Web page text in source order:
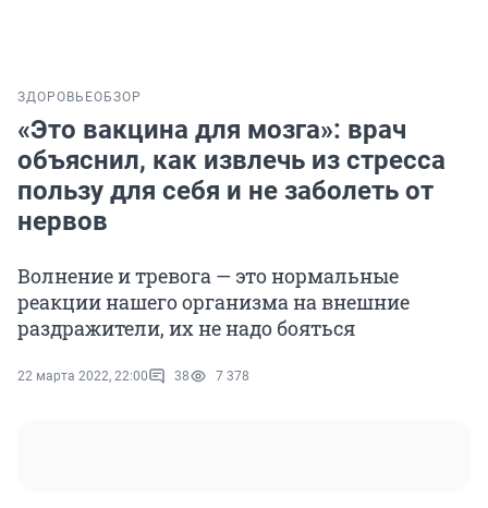
ЗДОРОВЬЕОБЗОР
«Это вакцина для мозга»: врач
объяснил, как извлечь из стресса
пользу для себя и не заболеть от
нервов
Волнение и тревога — это нормальные
реакции нашего организма на внешние
раздражители, их не надо бояться
22 марта 2022, 22:00 38 7 378